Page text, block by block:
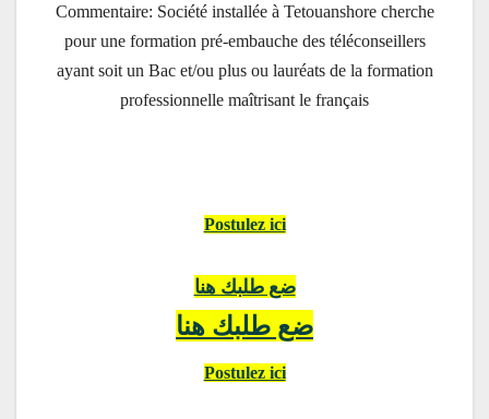
Commentaire: Société installée à Tetouanshore cherche
pour une formation pré-embauche des téléconseillers
ayant soit un Bac et/ou plus ou lauréats de la formation
professionnelle maîtrisant le français
Postulez ici
ضع طلبك هنا
ضع طلبك هنا
Postulez ici